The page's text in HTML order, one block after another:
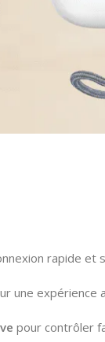
Cliquez pour
rapide et
une expérience
pour contrôler